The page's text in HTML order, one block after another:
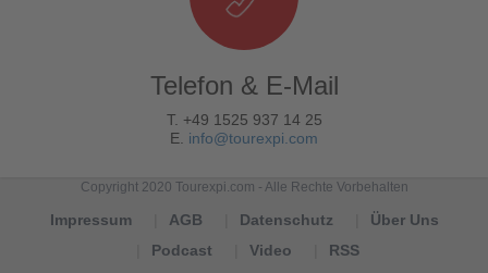
Telefon & E-Mail
T. +49 1525 937 14 25
E. info@tourexpi.com
Copyright 2020 Tourexpi.com - Alle Rechte Vorbehalten
Impressum AGB Datenschutz
Über Uns
Podcast
Video RSS